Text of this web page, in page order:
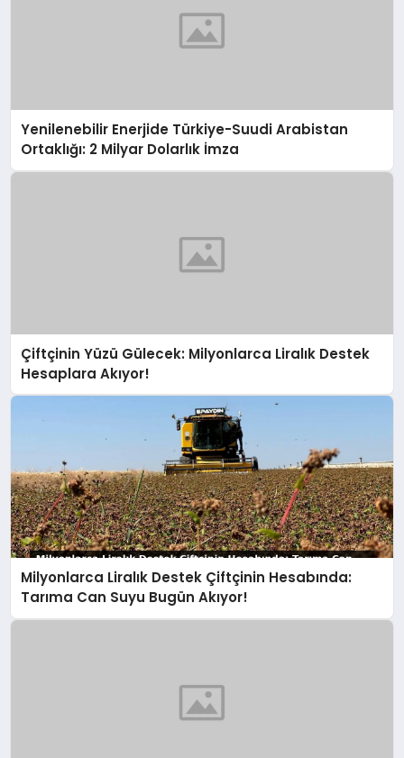
Yenilenebilir Enerjide Türkiye-Suudi Arabistan
Ortaklığı: 2 Milyar Dolarlık İmza
Çiftçinin Yüzü Gülecek: Milyonlarca Liralık Destek
Hesaplara Akıyor!
Milyonlarca Liralık Destek Çiftçinin Hesabında:
Tarıma Can Suyu Bugün Akıyor!